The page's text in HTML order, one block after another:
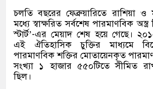
চলতি বছরের ফেব্রুয়ারিতে রাশিয়া ও
মধ্যে স্বাক্ষরিত সর্বশেষ পারমাণবিক অস্ত্র
স্টার্ট’-এর মেয়াদ শেষ হয়ে গেছে।
এই ঐতিহাসিক চুক্তির মাধ্যমে
পারমাণবিক শক্তির মোতায়েনকৃত
সংখ্যা ১ হাজার ৫৫০টিতে সীমিত
ছিল।